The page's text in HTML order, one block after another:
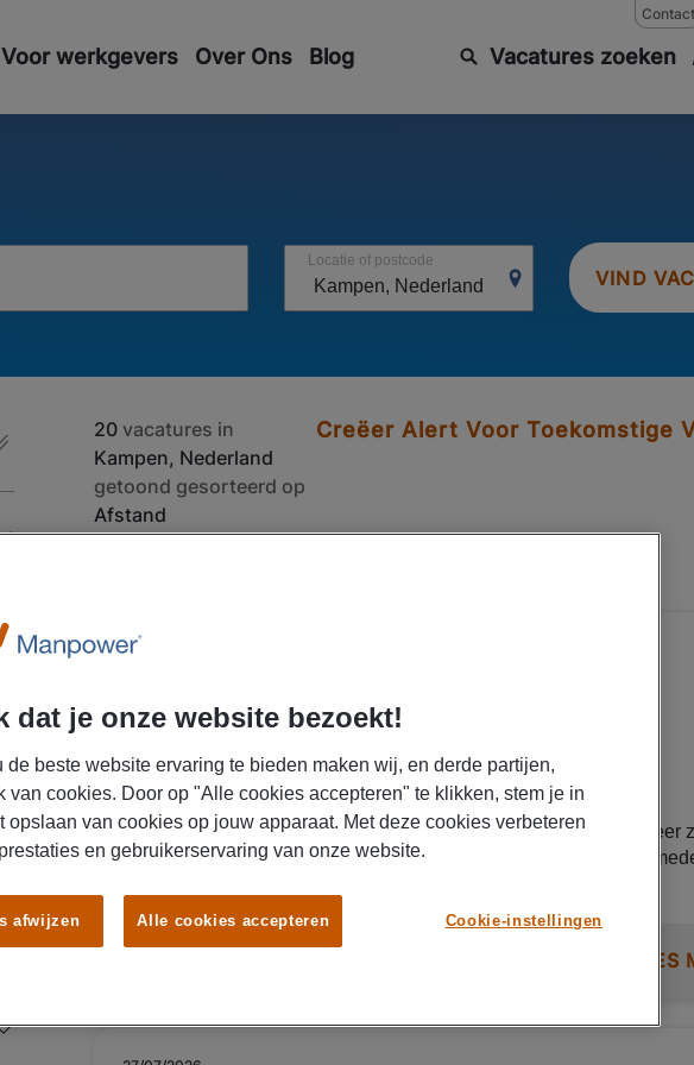
Contact
Voor werkgevers Over Ons Blog Vacatures zoeken
Locatie of postcode
VIND
20vacatures in
Kampen, Nederland
getoond gesorteerd op
Afstand
Creëer Alert Voor Toekomstige
31/07/2026
Orderpicker Zwolle
ZWOLLE Fulltime MBO Uitzenden
Wil jij werken bij een internationale dienstverlener die steeds meer
verzorgt die extra aandacht nodig hebben? In een team van 35
en soepele logistieke processen. Met jouw ervaring als
draag jij al snel bij aan het succes van het bedrijf! 💪 Uitzendbureau Manpower
LEES
dat je onze website bezoekt!
de beste website ervaring te bieden maken wij, en derde partijen,
van cookies. Door op "Alle cookies accepteren" te klikken, stem je in
opslaan van cookies op jouw apparaat. Met deze cookies verbeteren
en gebruikerservaring van onze website.
Cookie-instellingen
afwijzen Alle cookies accepteren